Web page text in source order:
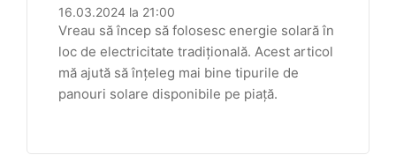
16.03.2024 la 21:00
Vreau să încep să folosesc energie solară în
loc de electricitate tradițională. Acest articol
mă ajută să înțeleg mai bine tipurile de
panouri solare disponibile pe piață.